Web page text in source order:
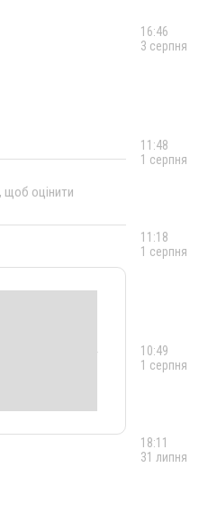
, щоб оцінити
16:46
3 серпня
11:48
1 серпня
11:18
1 серпня
10:49
1 серпня
18:11
31 липня